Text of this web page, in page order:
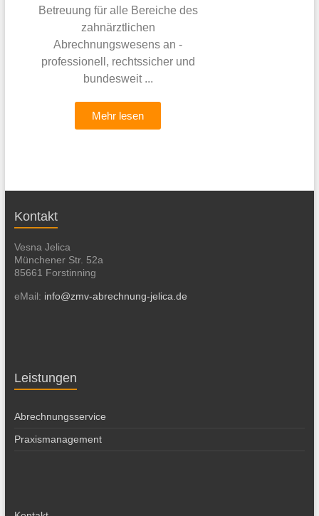
Betreuung für alle Bereiche des
zahnärztlichen
Abrechnungswesens an -
professionell, rechtssicher und
bundesweit ...
Mehr lesen
Kontakt
Vesna Jelica
Münchener Str. 52a
85661 Forstinning
eMail: info@zmv-abrechnung-jelica.de
Leistungen
Abrechnungsservice
Praxismanagement